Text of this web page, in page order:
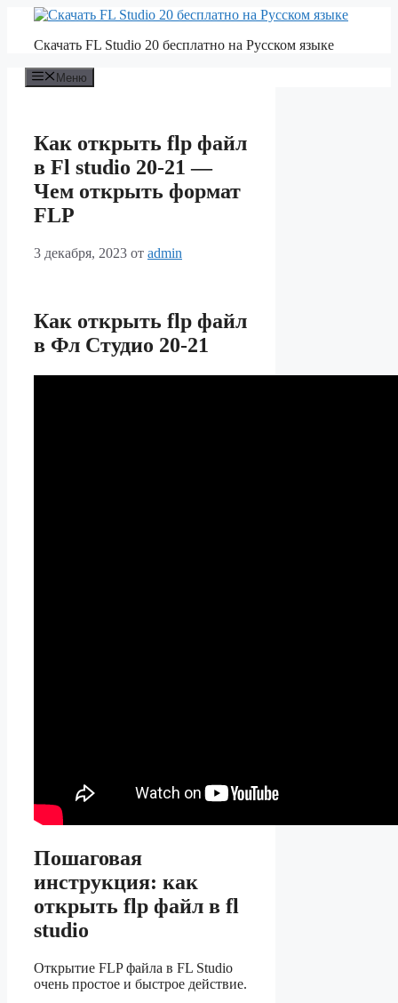
Перейти
содержимому
Скачать FL Studio 20 бесплатно на Русском языке
Меню
Как открыть flp файл
в Fl studio 20-21 —
Чем открыть формат
FLP
3 декабря, 2023 от admin
Как открыть flp файл
в Фл Студио 20-21
Пошаговая
инструкция: как
открыть flp файл в fl
studio
Открытие FLP файла в FL Studio
очень простое и быстрое действие.